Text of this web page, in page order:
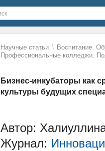
Научные статьи \ Воспитание.
Профессиональные колледжи.
Бизнес-инкубаторы как
культуры будущих
Автор:
Журнал: